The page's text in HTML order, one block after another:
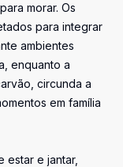
morar. Os
para integrar
ambientes
enquanto a
circunda a
em família
estar e jantar,